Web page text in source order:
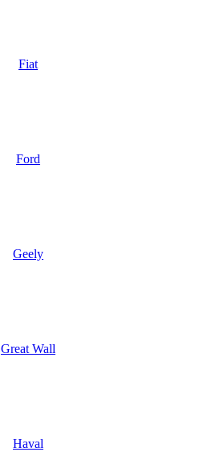
Fiat
Ford
Geely
Great Wall
Haval